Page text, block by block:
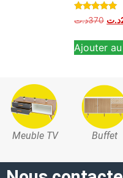
Note
5.00
370د.ت د.ت
Ajouter
Meuble TV Buffet